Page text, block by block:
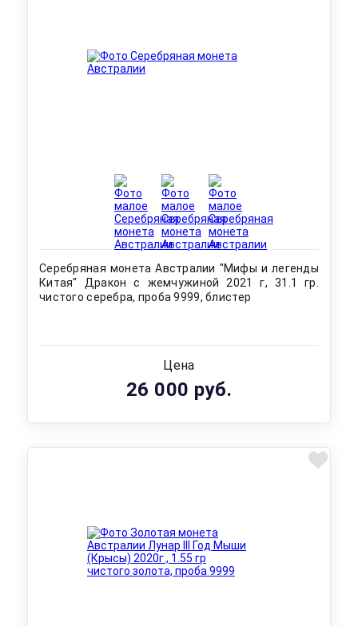
Серебряная монета Австралии "Мифы и легенды
Китая" Дракон с жемчужиной 2021 г, 31.1 гр.
чистого серебра, проба 9999, блистер
Цена
26 000 руб.